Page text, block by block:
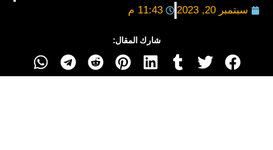
سبتمبر 20, 2023
11:43 م
شارك المقال: